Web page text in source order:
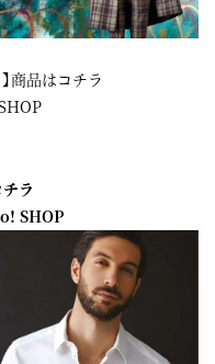
商品はコチラ
ラ
SHOP